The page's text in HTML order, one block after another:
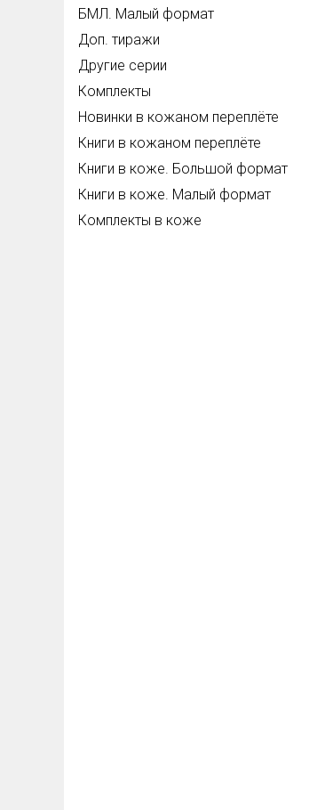
БМЛ. Малый формат
Доп. тиражи
Другие серии
Комплекты
Новинки в кожаном переплёте
Книги в кожаном переплёте
Книги в коже. Большой формат
Книги в коже. Малый формат
Комплекты в коже